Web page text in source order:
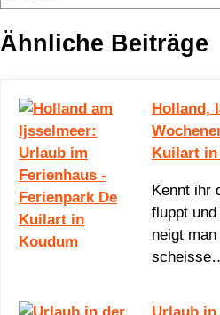
Ähnliche Beiträge
Holland,
Kuilart in
Kennt ihr
fluppt
neigt
Urlaub